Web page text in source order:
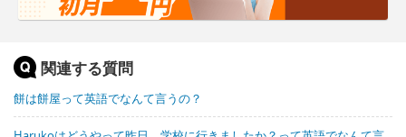
関連する質問
餅は餅屋って英語でなんて言うの？